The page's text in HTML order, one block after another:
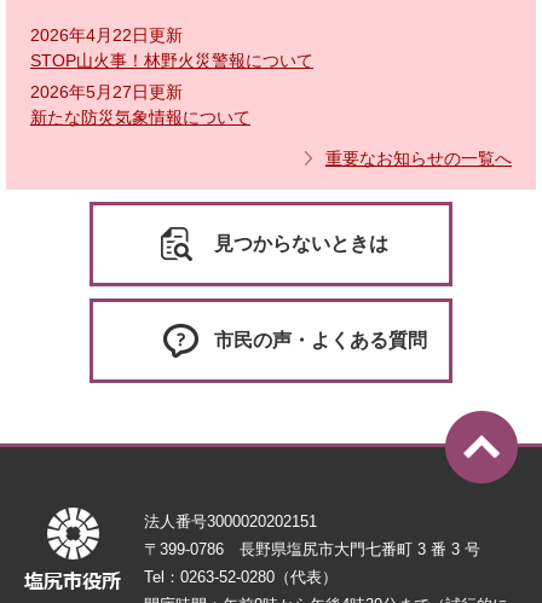
2026年4月22日更新
STOP山火事！林野火災警報について
2026年5月27日更新
新たな防災気象情報について
重要なお知らせの一覧へ
見つからないときは
市民の声・よくある質問
法人番号3000020202151
〒399-0786 長野県塩尻市大門七番町 3 番 3 号
Tel：0263-52-0280（代表）